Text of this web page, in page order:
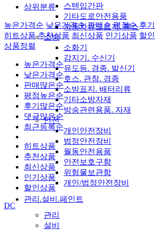
스텐입간판
기타도로안전용품
자동차유도표지. 휀스
소방
소화기
감지기. 수신기
유도등. 경종. 발신기
호스. 관창. 경종
소방표지. 배터리류
기타소방자재
방송관련용품. 자재
안전
개인안전장비
법정안전장비
월동안전용품
안전보호구함
위험물보관함
개인/법정안전장비
관리.설비.페인트
관리
설비
상위분류
높은가격순 낮은가격순 판매순 평점순 후
히트상품 추천상품 최신상품 인기상품 할
상품정렬
높은가격순
낮은가격순
판매많은순
평점높은순
후기많은순
댓글많은순
최근등록순
히트상품
추천상품
최신상품
인기상품
할인상품
DC